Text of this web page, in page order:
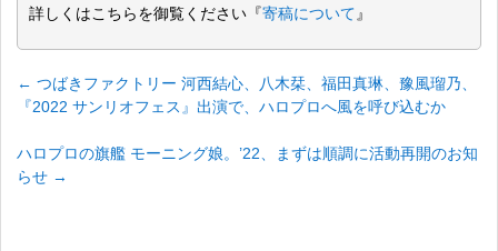
詳しくはこちらを御覧ください『寄稿について 』
← つばきファクトリー 河西結心、八木栞、福田真琳、豫風瑠乃、
『2022 サンリオフェス』出演で、ハロプロへ風を呼び込むか
ハロプロの旗艦 モーニング娘。’22、まずは順調に活動再開のお知
らせ →